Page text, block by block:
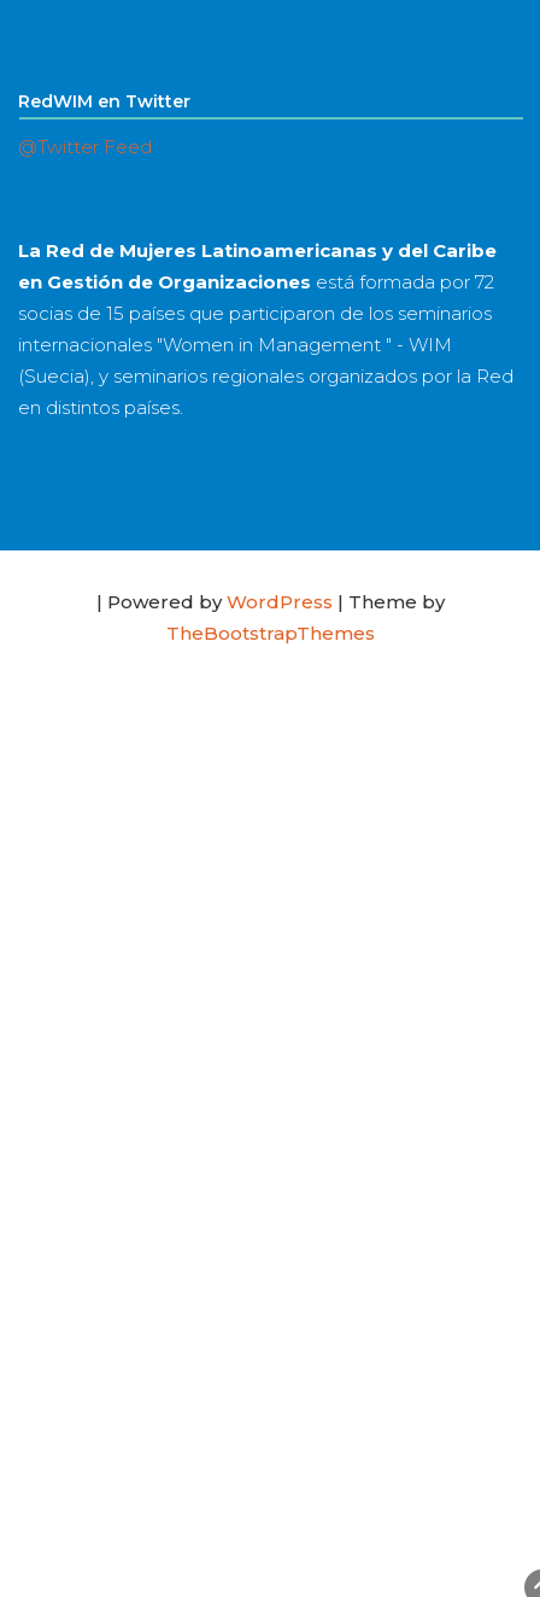
RedWIM en Twitter
@Twitter Feed
La Red de Mujeres Latinoamericanas y del Caribe
en Gestión de Organizaciones está formada por 72
socias de 15 países que participaron de los seminarios
internacionales "Women in Management " - WIM
(Suecia), y seminarios regionales organizados por la Red
en distintos países.
| Powered byWordPress | Theme by
TheBootstrapThemes